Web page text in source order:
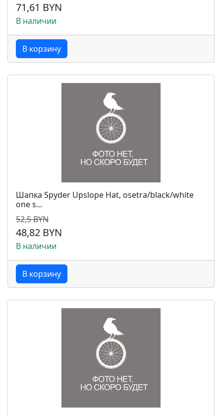
71,61 BYN
В наличии
В корзину
Шапка Spyder Upslope Hat, osetra/black/white
one s...
52,5 BYN
48,82 BYN
В наличии
В корзину